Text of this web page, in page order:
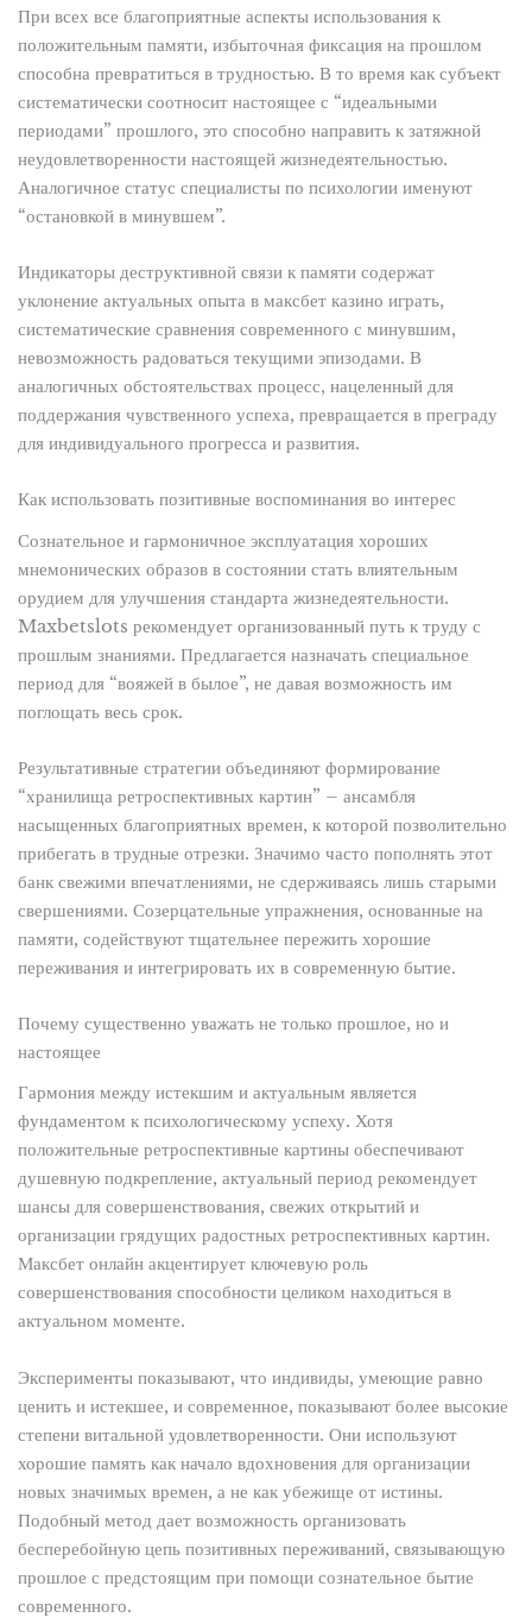
При всех все благоприятные аспекты использования к
положительным памяти, избыточная фиксация на прошлом
способна превратиться в трудностью. В то время как субъект
систематически соотносит настоящее с “идеальными
периодами” прошлого, это способно направить к затяжной
неудовлетворенности настоящей жизнедеятельностью.
Аналогичное статус специалисты по психологии именуют
“остановкой в минувшем”.
Индикаторы деструктивной связи к памяти содержат
уклонение актуальных опыта в максбет казино играть,
систематические сравнения современного с минувшим,
невозможность радоваться текущими эпизодами. В
аналогичных обстоятельствах процесс, нацеленный для
поддержания чувственного успеха, превращается в преграду
для индивидуального прогресса и развития.
Как использовать позитивные воспоминания во интерес
Сознательное и гармоничное эксплуатация хороших
мнемонических образов в состоянии стать влиятельным
орудием для улучшения стандарта жизнедеятельности.
Maxbetslots рекомендует организованный путь к труду с
прошлым знаниями. Предлагается назначать специальное
период для “вояжей в былое”, не давая возможность им
поглощать весь срок.
Результативные стратегии объединяют формирование
“хранилища ретроспективных картин” – ансамбля
насыщенных благоприятных времен, к которой позволительно
прибегать в трудные отрезки. Значимо часто пополнять этот
банк свежими впечатлениями, не сдерживаясь лишь старыми
свершениями. Созерцательные упражнения, основанные на
памяти, содействуют тщательнее пережить хорошие
переживания и интегрировать их в современную бытие.
Почему существенно уважать не только прошлое, но и
настоящее
Гармония между истекшим и актуальным является
фундаментом к психологическому успеху. Хотя
положительные ретроспективные картины обеспечивают
душевную подкрепление, актуальный период рекомендует
шансы для совершенствования, свежих открытий и
организации грядущих радостных ретроспективных картин.
Максбет онлайн акцентирует ключевую роль
совершенствования способности целиком находиться в
актуальном моменте.
Эксперименты показывают, что индивиды, умеющие равно
ценить и истекшее, и современное, показывают более высокие
степени витальной удовлетворенности. Они используют
хорошие память как начало вдохновения для организации
новых значимых времен, а не как убежище от истины.
Подобный метод дает возможность организовать
бесперебойную цепь позитивных переживаний, связывающую
прошлое с предстоящим при помощи сознательное бытие
современного.